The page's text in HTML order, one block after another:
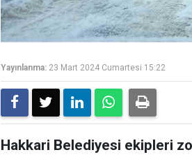
Yayınlanma: 23 Mart 2024 Cumartesi 15:22
Hakkari Belediyesi ekipleri